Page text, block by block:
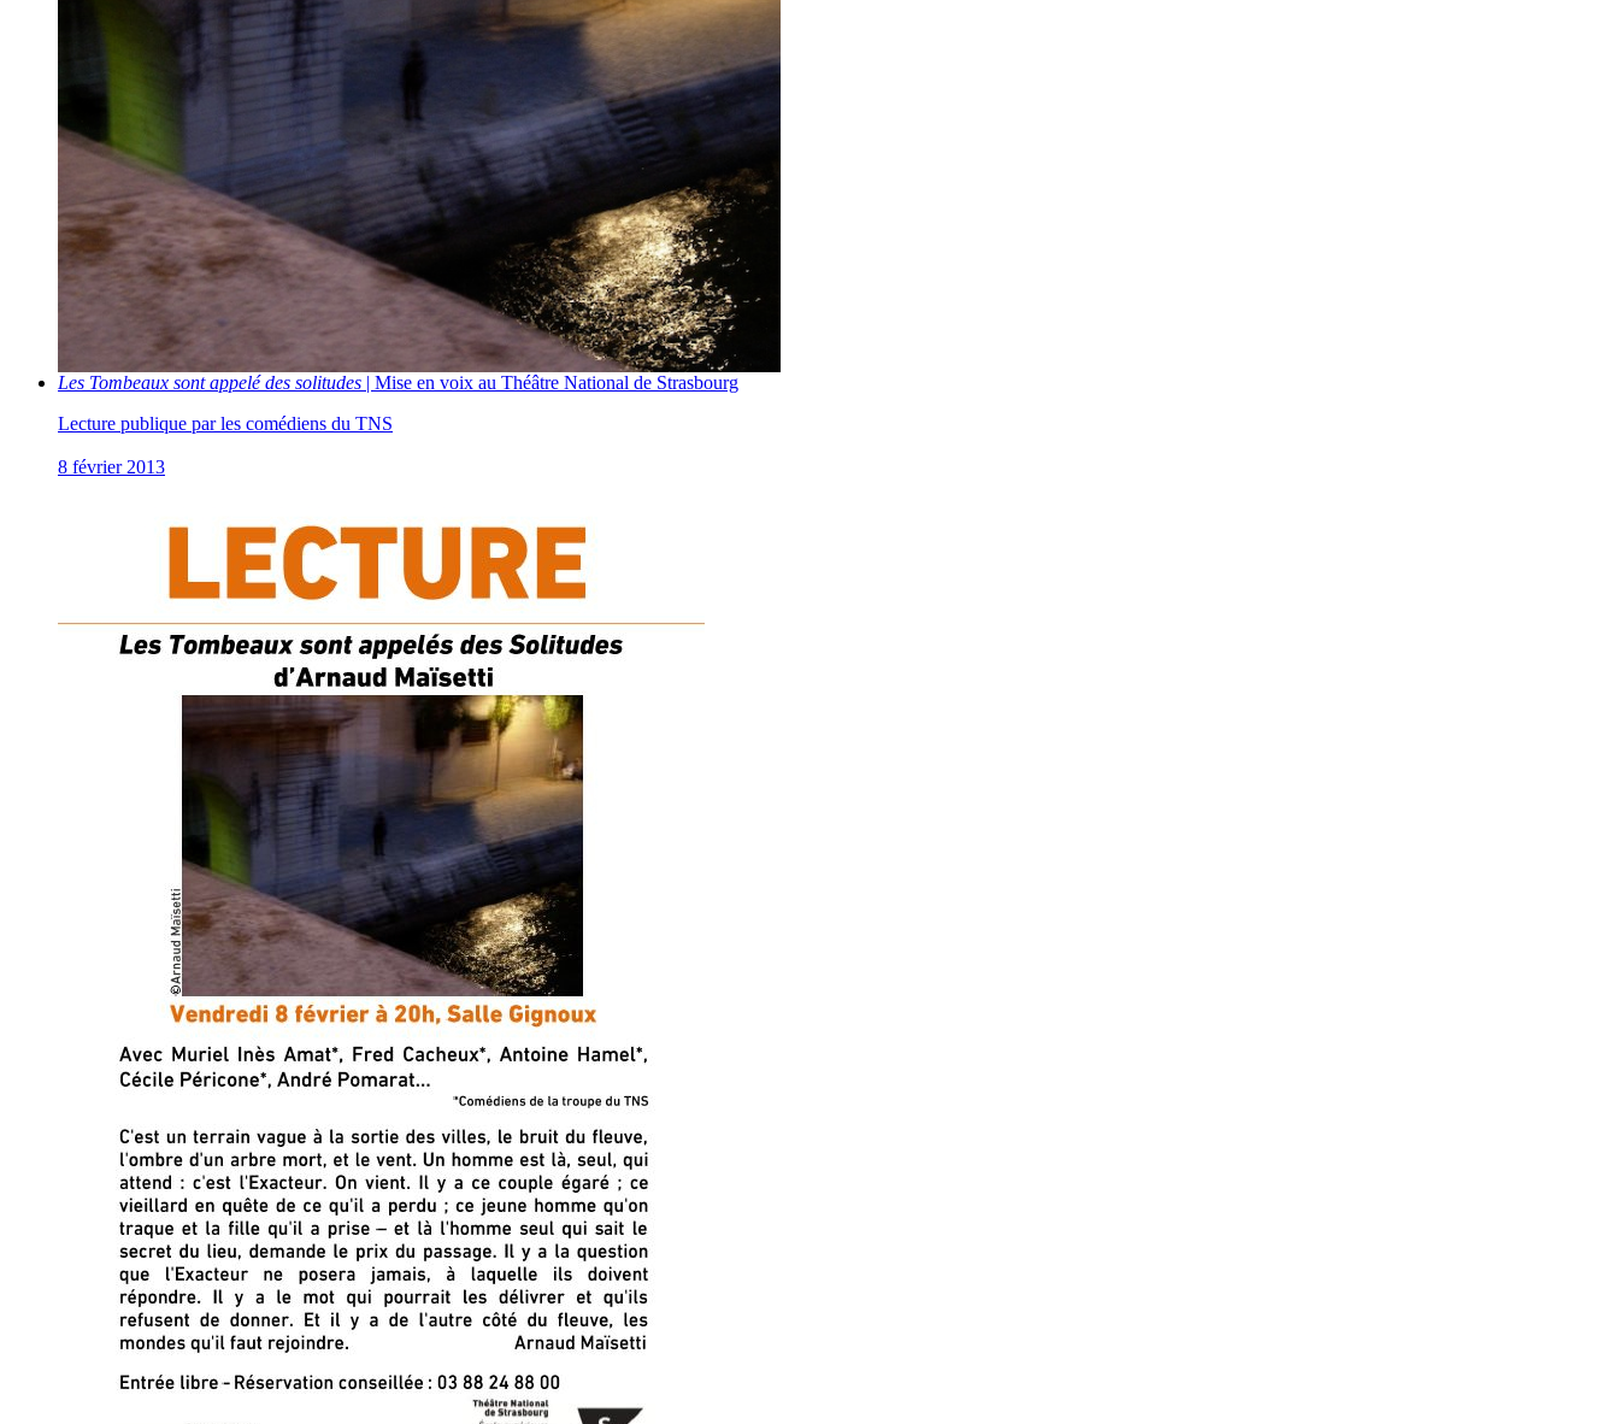
Les Tombeaux sont appelé des solitudes | Mise en voix au Théâtre National de Strasbourg
Lecture publique par les comédiens du TNS
8 février 2013